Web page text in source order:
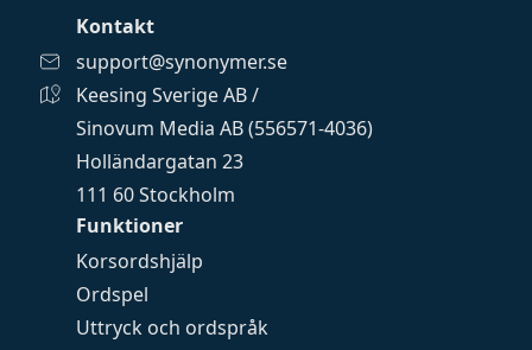
Funktioner
Korsordshjälp
Ordspel
Uttryck och ordspråk
Kontakt
support@synonymer.se
Keesing Sverige AB /
Sinovum Media AB (556571-4036)
Holländargatan 23
111 60 Stockholm